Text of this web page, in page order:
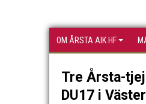
OM ÅRSTA AIK HF
Tre Årsta-
DU17 i